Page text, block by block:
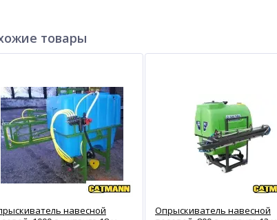
товары
навесной
Опрыскиватель навесной